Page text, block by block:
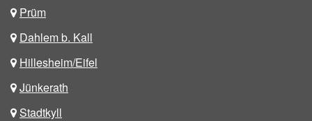
Prüm
Dahlem b. Kall
Hillesheim/Eifel
Jünkerath
Stadtkyll